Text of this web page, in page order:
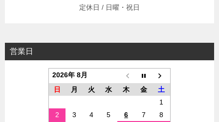
定休日 / 日曜・祝日
営業日
2026年 8月
日
月 火 水 木 金
土
1
2
3 4 5 6 7
8